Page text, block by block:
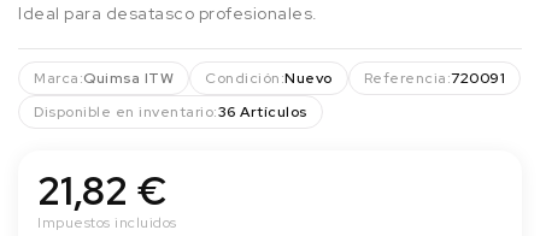
Ideal para desatasco profesionales.
Marca:Quimsa ITW Condición:Nuevo Referencia:720091
Disponible en inventario:36 Artículos
21,82 €
Impuestos incluidos